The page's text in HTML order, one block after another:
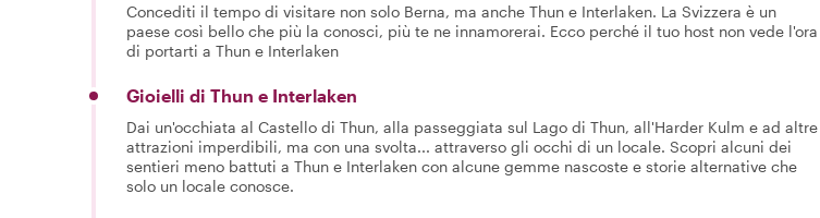
Concediti il tempo di visitare non solo Berna, ma anche Thun e Interlaken. La Svizzera è un
paese così bello che più la conosci, più te ne innamorerai. Ecco perché il tuo host non vede l'ora
di portarti a Thun e Interlaken
Gioielli di Thun e Interlaken
Dai un'occhiata al Castello di Thun, alla passeggiata sul Lago di Thun, all'Harder Kulm e ad altre
attrazioni imperdibili, ma con una svolta... attraverso gli occhi di un locale. Scopri alcuni dei
sentieri meno battuti a Thun e Interlaken con alcune gemme nascoste e storie alternative che
solo un locale conosce.